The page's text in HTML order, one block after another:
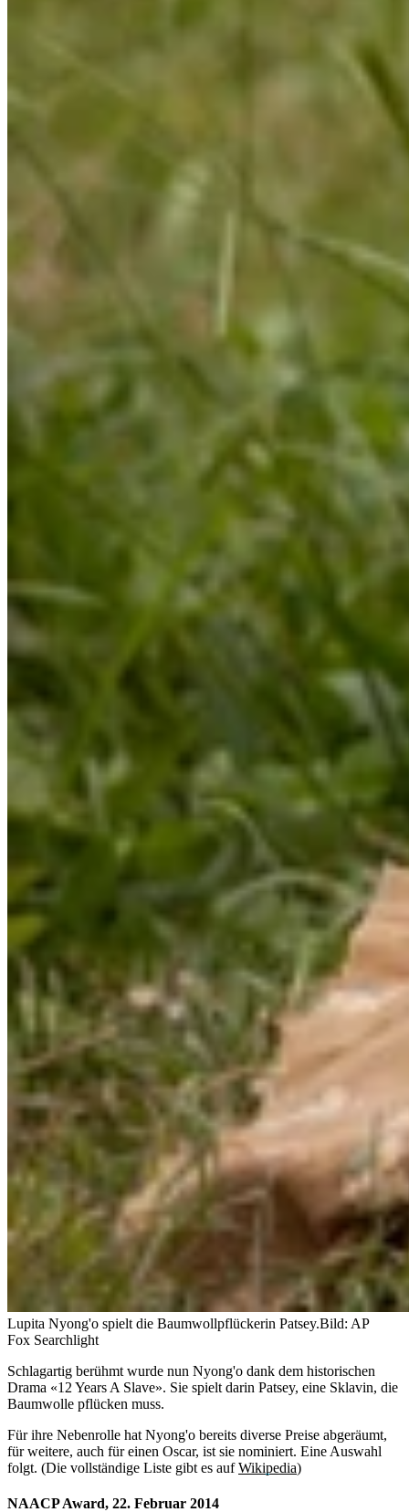
Lupita Nyong'o spielt die Baumwollpflückerin Patsey.Bild: AP
Fox Searchlight
Schlagartig berühmt wurde nun Nyong'o dank dem historischen
Drama «12 Years A Slave». Sie spielt darin Patsey, eine Sklavin, die
Baumwolle pflücken muss.
Für ihre Nebenrolle hat Nyong'o bereits diverse Preise abgeräumt,
für weitere, auch für einen Oscar, ist sie nominiert. Eine Auswahl
folgt. (Die vollständige Liste gibt es aufWikipedia)
NAACP Award, 22. Februar 2014